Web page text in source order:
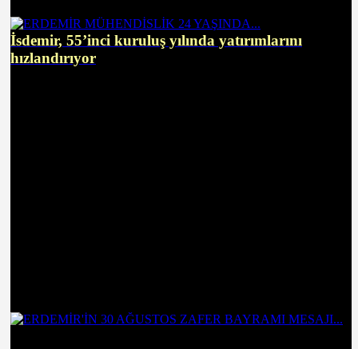
İsdemir, 55’inci kuruluş yılında yatırımlarını
hızlandırıyor